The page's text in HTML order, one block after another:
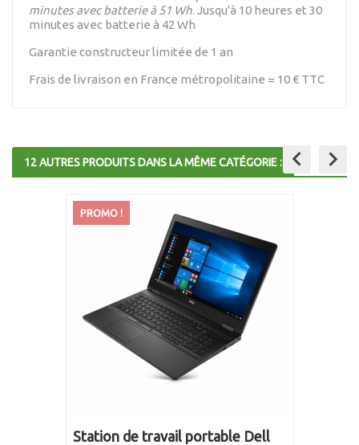
minutes avec batterie à 51 Wh. Jusqu'à 10 heures et 30
minutes avec batterie à 42 Wh
Garantie constructeur limitée de 1 an
Frais de livraison en France métropolitaine = 10 € TTC
12 AUTRES PRODUITS DANS LA MÊME CATÉGORIE : keyboard_arrow_left
PROMO !
Station de travail portable Dell
keyboard_arrow_right